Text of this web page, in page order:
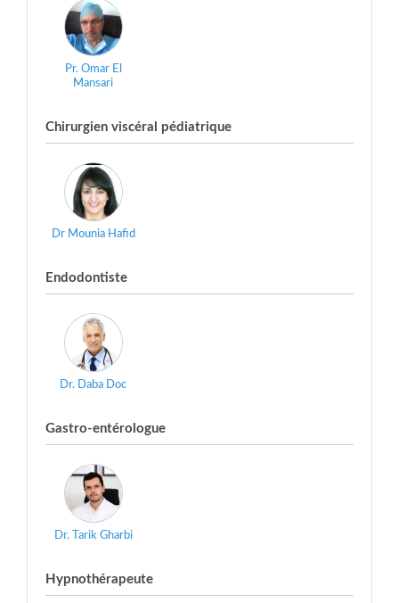
Pr. Omar El
Mansari
Chirurgien viscéral pédiatrique
Dr Mounia Hafid
Endodontiste
Dr. Daba Doc
Gastro-entérologue
Dr. Tarik Gharbi
Hypnothérapeute